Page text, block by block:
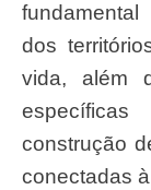
dos
vida, além
construção
conectadas